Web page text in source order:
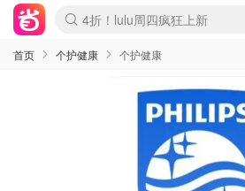
Boticinal 夏促开抢！
4折！lulu周四疯狂上新
还没结束！&OtherStories大促
Joybuy变相75折 随时失效
速领！Stanley独家85折
疑似霸哥！Camper额外叠85折
Zalando 奥莱闪促！每日更新
Moncler反季囤！5折起+叠9折
Coach Brooklyn仅€192
首页 个护健康 个护健康